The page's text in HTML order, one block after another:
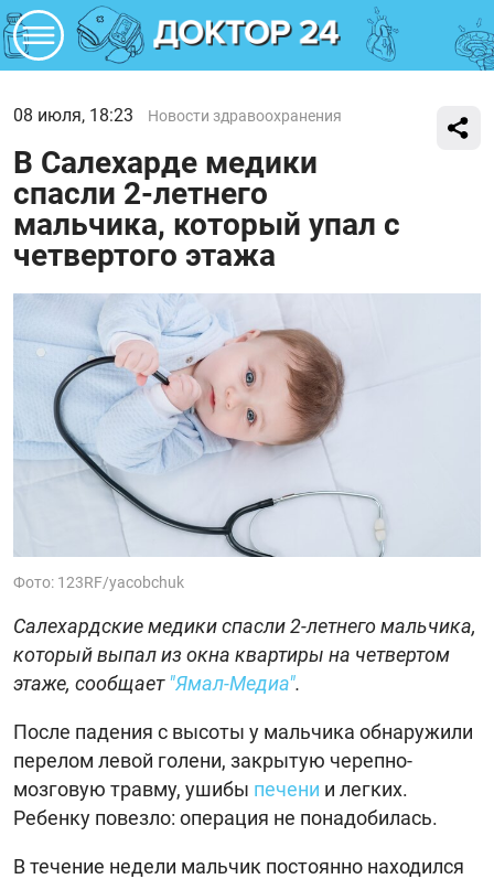
08 июля, 18:23 Новости здравоохранения
В Салехарде медики
спасли 2-летнего
мальчика, который упал с
четвертого этажа
Фото: 123RF/yacobchuk
Салехардские медики спасли 2-летнего мальчика,
который выпал из окна квартиры на четвертом
этаже, сообщает"Ямал-Медиа".
После падения с высоты у мальчика обнаружили
перелом левой голени, закрытую черепно-
мозговую травму, ушибы печени и легких.
Ребенку повезло: операция не понадобилась.
В течение недели мальчик постоянно находился